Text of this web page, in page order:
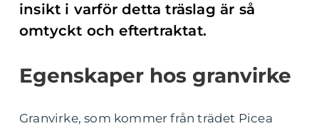
insikt i varför detta träslag är så
omtyckt och eftertraktat.
Egenskaper hos granvirke
Granvirke, som kommer från trädet Picea